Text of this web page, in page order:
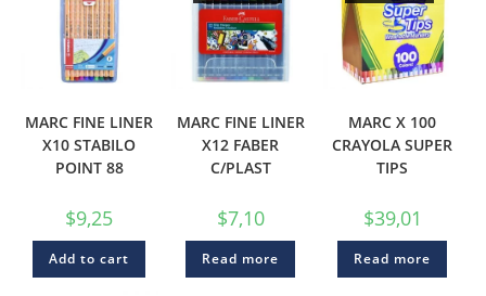
MARC FINE LINER
X10 STABILO
POINT 88
$9,25
Add to cart
MARC FINE LINER
X12 FABER
C/PLAST
$7,10
Read more
MARC X 100
CRAYOLA SUPER
TIPS
$39,01
Read more